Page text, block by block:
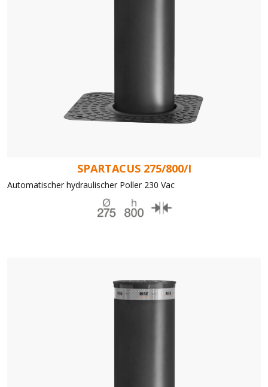
SPARTACUS 275/800/I
Automatischer hydraulischer Poller 230 Vac